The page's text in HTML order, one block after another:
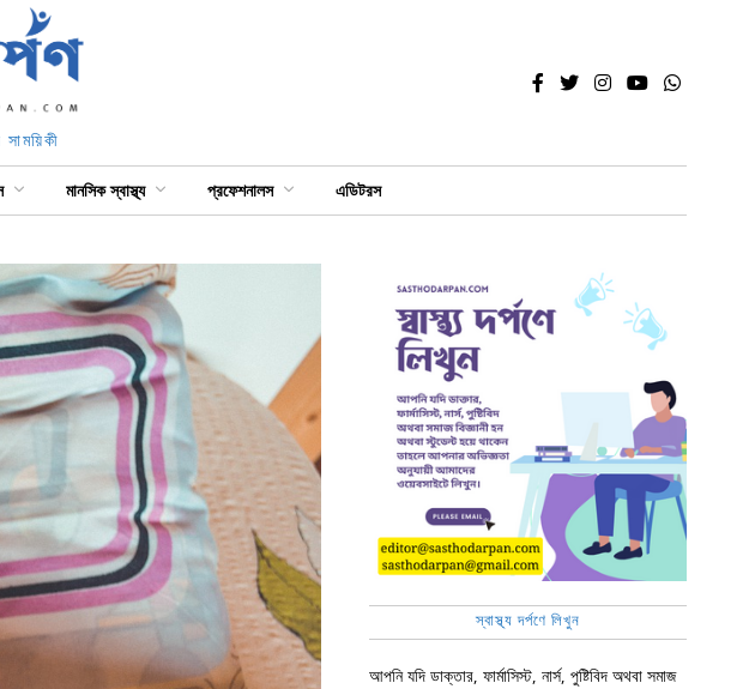
মানসিক স্বাস্থ্য প্রফেশনালস এডিটরস
স্বাস্থ্য দর্পণে লিখুন
আপনি যদি ডাক্তার, ফার্মাসিস্ট, নার্স, পুষ্টিবিদ অথবা সমাজ